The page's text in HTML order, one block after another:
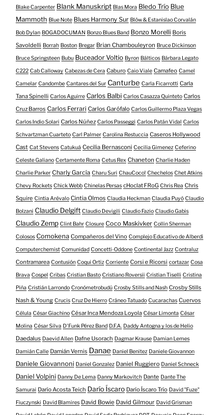
Blake Carpenter Blank Manuskript Blas Mora Bledo Trío Blue
Mammoth Blue Note Blues Harmony Sur Blöw & Estanislao Corvalán
Bob Dylan BOGADOCUMAN Bonzo Blues Band Bonzo Morelli Boris
Savoldelli Borrah Boston Bregar Brian Chambouleyron Bruce Dickinson
Bruce Springsteen Bubu Buceador Voltio Byron Bálticos Bárbara Legato
C222 Cab Calloway Cabezas de Cera Caburo Caio Viale Camafeo Camel
Camelar Candombe Cantares del Sur Canturbe Carla Ficarrotti Carla
Tana Spinelli Carlos Aguirre Carlos Balbi Carlos Casazza Quinteto Carlos
Cruz Barros Carlos Ferrari Carlos Garófalo Carlos Guillermo Plaza Vegas
Carlos Indio Solari Carlos Núñez Carlos Passeggi Carlos Patán Vidal Carlos
Schvartzman Cuarteto Carl Palmer Carolina Restuccia Caseros Hollywood
Cast Cat Stevens Catukuá Cecilia Bernasconi Cecilia Gimenez Ceferino
Celeste Galiano Certamente Roma Cetus Rex Chaneton Charlie Haden
Charlie Parker Charly García Charu Suri ChauCoco! Chechelos Chet Atkins
Chevy Rockets Chick Webb Chinelas Persas cHoclat FRoG Chris Rea Chris
Squire Cintia Arévalo Cintia Olmos Claudia Heckman Claudia Puyó Claudio
Bolzani Claudio Delgift Claudio Devigili Claudio Fazio Claudio Gabis
Claudio Zemp Clint Bahr Closure Coco Maskivker Collin Sherman
Colosos Comokena Compañeros del Vino Complejo Educativo de Alberdi
Computerchemist Comunidad Concetti-Oddone Continental Jazz Contraluz
Contramarea Contusión Coqui Ortiz Corriente Corsi e Ricorsi cortazar Cosa
Brava Cospel Cribas Cristian Basto Cristiano Roversii Cristian Tiselli Cristina
Piña Cristián Larrondo Cronómetrobudú Crosby Stills and Nash Crosby Stills
Nash & Young Crucis Cruz De Hierro Cráneo Tatuado Cucarachas Cuervos
Célula César Giachino César Inca Mendoza Loyola César Limonta César
Molina César Silva D'Funk Pérez Band D.F.A. Daddy Antogna y los de Helio
Daedalus Daevid Allen Dafne Usorach Dagmar Krause Damian Lemes
Damián Calle Damián Vernis Danae Daniel Benitez Daniele Giovannon
Daniele Giovannoni Daniel Gonzalez Daniel Ruggiero Daniel Schneck
Daniel Volpini Danny De Lema Danny Markovitch Dante Dante The
Samurai Darío Acosta Teich Darío Íscaro Darío Íscaro Trío David "Fuze"
Fiuczynski David Blamires David Bowie David Gilmour David Grisman